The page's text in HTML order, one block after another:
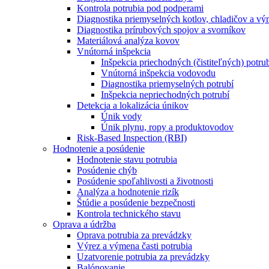
Kontrola potrubia pod podperami
Diagnostika priemyselných kotlov, chladičov a
Diagnostika prírubových spojov a svorníkov
Materiálová analýza kovov
Vnútorná inšpekcia
Inšpekcia priechodných (čistiteľných)
Vnútorná inšpekcia vodovodu
Diagnostika priemyselných potrubí
Inšpekcia nepriechodných potrubí
Detekcia a lokalizácia únikov
Únik vody
Únik plynu, ropy a produktovodov
Risk-Based Inspection (RBI)
Hodnotenie a posúdenie
Hodnotenie stavu potrubia
Posúdenie chýb
Posúdenie spoľahlivosti a životnosti
Analýza a hodnotenie rizík
Štúdie a posúdenie bezpečnosti
Kontrola technického stavu
Oprava a údržba
Oprava potrubia za prevádzky
Výrez a výmena časti potrubia
Uzatvorenie potrubia za prevádzky